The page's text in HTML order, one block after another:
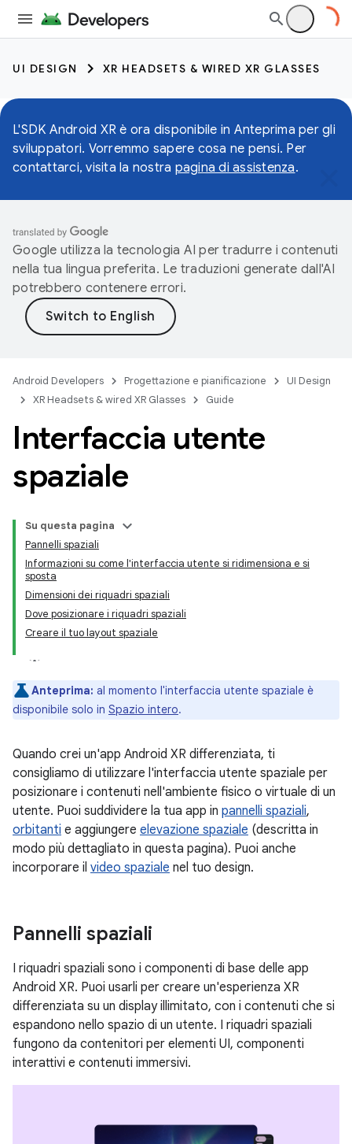
UI DESIGN XR HEADSETS & WIRED XR GLASSES
L'SDK Android XR è ora disponibile in Anteprima per gli
sviluppatori. Vorremmo sapere cosa ne pensi. Per
contattarci, visita la nostra pagina di assistenza.
Google utilizza la tecnologia AI per tradurre i contenuti
nella tua lingua preferita. Le traduzioni generate dall'AI
potrebbero contenere errori.
Android Developers Progettazione e pianificazione
UI Design
XR Headsets & wired XR Glasses
Guide
Interfaccia utente
spaziale
Su questa pagina
Pannelli spaziali
Informazioni su come l'interfaccia utente si ridimensiona e si
sposta
Dimensioni dei riquadri spaziali
Dove posizionare i riquadri spaziali
Creare il tuo layout spaziale
Anteprima: al momento l'interfaccia utente spaziale è
disponibile solo in Spazio intero.
Quando crei un'app Android XR differenziata, ti
consigliamo di utilizzare l'interfaccia utente spaziale per
posizionare i contenuti nell'ambiente fisico o virtuale di un
utente. Puoi suddividere la tua app in pannelli spaziali,
orbitanti e aggiungere elevazione spaziale (descritta in
modo più dettagliato in questa pagina). Puoi anche
incorporare il video spaziale nel tuo design.
Pannelli spaziali
I riquadri spaziali sono i componenti di base delle app
Android XR. Puoi usarli per creare un'esperienza XR
differenziata su un display illimitato, con i contenuti che si
espandono nello spazio di un utente. I riquadri spaziali
fungono da contenitori per elementi UI, componenti
interattivi e contenuti immersivi.